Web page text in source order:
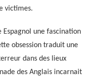
victimes.
Espagnol une fascination
obsession traduit une
dans des lieux
des Anglais incarnait